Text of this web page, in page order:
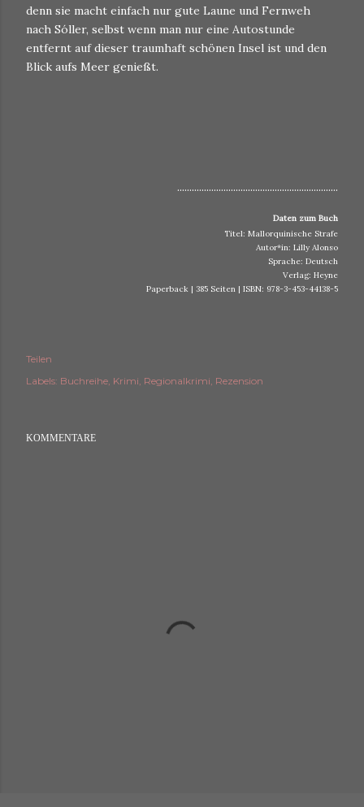
denn sie macht einfach nur gute Laune und Fernweh
nach Sóller, selbst wenn man nur eine Autostunde
entfernt auf dieser traumhaft schönen Insel ist und den
Blick aufs Meer genießt.
..................................................................
Daten zum Buch
Titel: Mallorquinische Strafe
Autor*in: Lilly Alonso
Sprache: Deutsch
Verlag: Heyne
Paperback | 385 Seiten | ISBN: 978-3-453-44138-5
Teilen
Labels: Buchreihe Krimi Regionalkrimi Rezension
KOMMENTARE